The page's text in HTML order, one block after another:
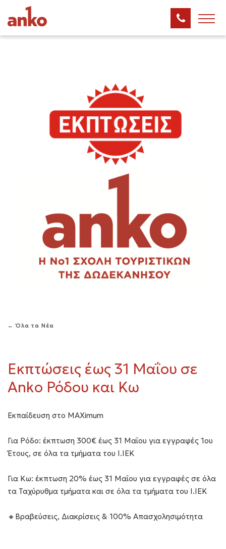
← Όλα τα Νέα
Εκπτώσεις έως 31 Μαΐου σε
Anko Ρόδου και Κω
Εκπαίδευση στο MAXimum
Για Ρόδο: έκπτωση 300€ έως 31 Μαΐου για εγγραφές 1ου
Έτους, σε όλα τα τμήματα του Ι.ΙΕΚ
Για Κω: έκπτωση 20% έως 31 Μαΐου για εγγραφές σε όλα
τα Ταχύρυθμα τμήματα και σε όλα τα τμήματα του Ι.ΙΕΚ
🔸Βραβεύσεις, Διακρίσεις & 100% Απασχολησιμότητα